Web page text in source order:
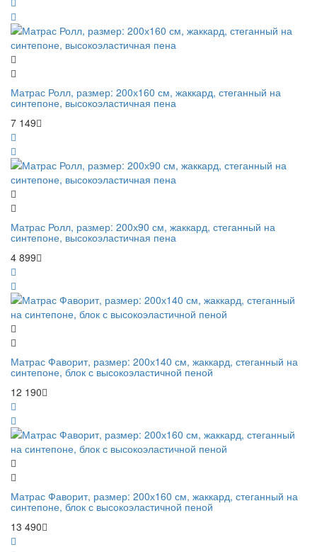
Матрас Ролл, размер: 200х160 см, жаккард, стеганный на
синтепоне, высокоэластичная пена
7 149
Матрас Ролл, размер: 200х90 см, жаккард, стеганный на
синтепоне, высокоэластичная пена
4 899
Матрас Фаворит, размер: 200х140 см, жаккард, стеганный на
синтепоне, блок с высокоэластичной пеной
12 190
Матрас Фаворит, размер: 200х160 см, жаккард, стеганный на
синтепоне, блок с высокоэластичной пеной
13 490